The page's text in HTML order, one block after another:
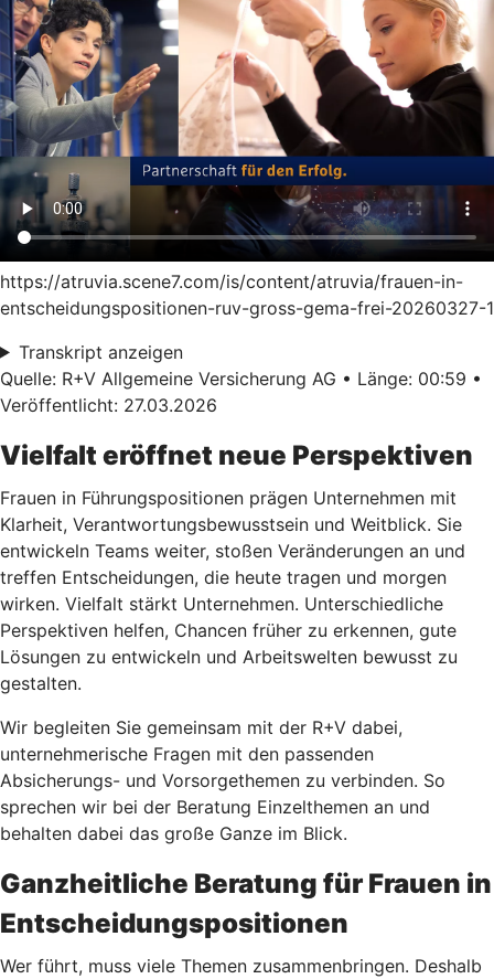
https://atruvia.scene7.com/is/content/atruvia/frauen-in-
entscheidungspositionen-ruv-gross-gema-frei-20260327-1
Transkript anzeigen
Quelle: R+V Allgemeine Versicherung AG • Länge: 00:59 •
Veröffentlicht: 27.03.2026
Vielfalt eröffnet neue Perspektiven
Frauen in Führungspositionen prägen Unternehmen mit
Klarheit, Verantwortungsbewusstsein und Weitblick. Sie
entwickeln Teams weiter, stoßen Veränderungen an und
treffen Entscheidungen, die heute tragen und morgen
wirken. Vielfalt stärkt Unternehmen. Unterschiedliche
Perspektiven helfen, Chancen früher zu erkennen, gute
Lösungen zu entwickeln und Arbeitswelten bewusst zu
gestalten.
Wir begleiten Sie gemeinsam mit der R+V dabei,
unternehmerische Fragen mit den passenden
Absicherungs- und Vorsorgethemen zu verbinden. So
sprechen wir bei der Beratung Einzelthemen an und
behalten dabei das große Ganze im Blick.
Ganzheitliche Beratung für Frauen in
Entscheidungspositionen
Wer führt, muss viele Themen zusammenbringen. Deshalb